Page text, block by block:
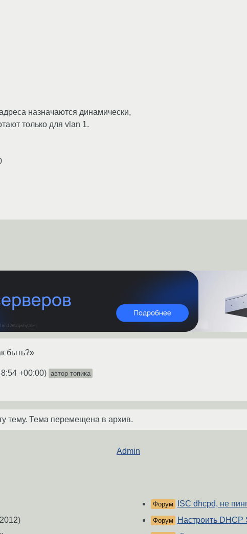
назначаются динамически,
только для vlan 1.
быть?»
+00:00) автор топика
тему. Тема перемещена в архив.
Admin
Форум ISC dhcpd, не
Форум Настроить